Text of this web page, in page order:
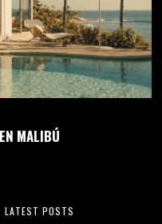
LATEST POSTS
jefe y CEO de
Más de 15 años
digitales
España.
culturales.
IA. Colabora